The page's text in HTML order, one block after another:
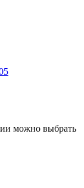
можно выбрать